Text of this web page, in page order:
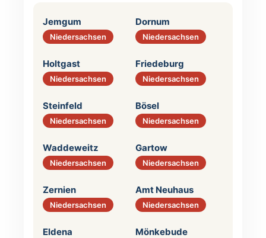
Jemgum
Niedersachsen
Dornum
Niedersachsen
Holtgast
Niedersachsen
Friedeburg
Niedersachsen
Steinfeld
Niedersachsen
Bösel
Niedersachsen
Waddeweitz
Niedersachsen
Gartow
Niedersachsen
Zernien
Niedersachsen
Amt Neuhaus
Niedersachsen
Eldena Mönkebude